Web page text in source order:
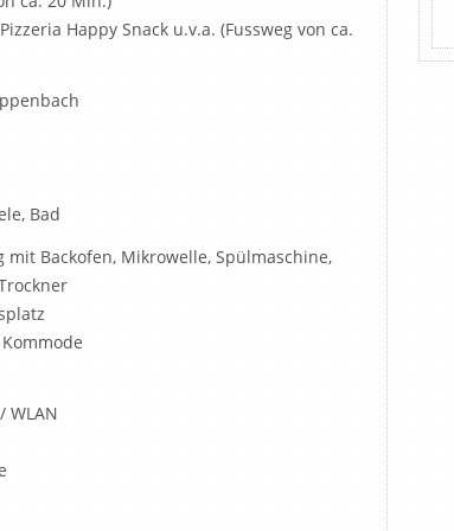
Happy Snack u.v.a. (Fussweg von ca.
Bad
Backofen, Mikrowelle, Spülmaschine,
WLAN